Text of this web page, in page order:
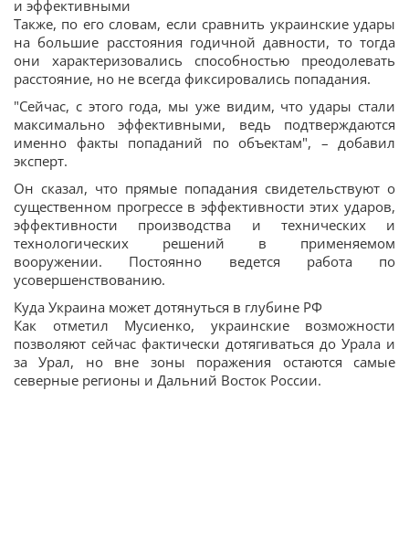
и эффективными
Также, по его словам, если сравнить украинские удары
на большие расстояния годичной давности, то тогда
они характеризовались способностью преодолевать
расстояние, но не всегда фиксировались попадания.
"Сейчас, с этого года, мы уже видим, что удары стали
максимально эффективными, ведь подтверждаются
именно факты попаданий по объектам", – добавил
эксперт.
Он сказал, что прямые попадания свидетельствуют о
существенном прогрессе в эффективности этих ударов,
эффективности производства и технических и
технологических решений в применяемом
вооружении. Постоянно ведется работа по
усовершенствованию.
Куда Украина может дотянуться в глубине РФ
Как отметил Мусиенко, украинские возможности
позволяют сейчас фактически дотягиваться до Урала и
за Урал, но вне зоны поражения остаются самые
северные регионы и Дальний Восток России.